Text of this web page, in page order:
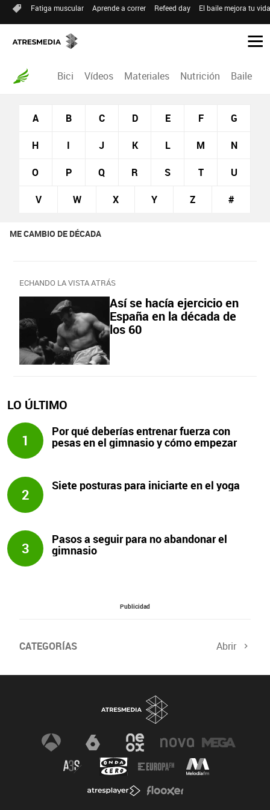
Fatiga muscular Aprende a correr Refeed day El baile mejora tu
Bici Vídeos Materiales Nutrición Baile
A B C D E F G
H I J K L M N
O P Q R S T U
V W X Y Z #
ME CAMBIO DE DÉCADA
ECHANDO LA VISTA ATRÁS
Así se hacía ejercicio en
España en la década de
los 60
LO ÚLTIMO
1
Por qué deberías entrenar fuerza con
pesas en el gimnasio y cómo empezar
2
Siete posturas para iniciarte en el yoga
3
Pasos a seguir para no abandonar el
gimnasio
Publicidad
CATEGORÍAS Abrir
Salud sexual El tiempo Viajes y planes
Champions Últimas noticias
Nutrición Gastronomía Recetas de cocina
Trabaja los glúteos Suelo pélvico
Dietas sanas